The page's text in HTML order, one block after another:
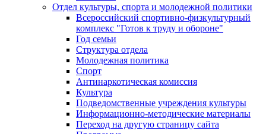
Отдел культуры, спорта и молодежной политики
Всероссийский спортивно-физкультурный
комплекс "Готов к труду и обороне"
Год семьи
Структура отдела
Молодежная политика
Спорт
Антинаркотическая комиссия
Культура
Подведомственные учреждения культуры
Информационно-методические материалы
Переход на другую страницу сайта